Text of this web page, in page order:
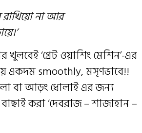
রাখিয়ো না আর
খুলবেই ‘গ্রেট ওয়াশিং মেশিন’-এর
একদম smoothly, মসৃণভাবে!!
বা আড়ং ধোলাই এর জন্য
করা ‘দেবরাজ – শাজাহান –